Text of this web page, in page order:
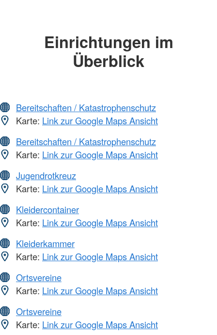
Einrichtungen im
Überblick
Bereitschaften / Katastrophenschutz
Karte: Link zur Google Maps Ansicht
Bereitschaften / Katastrophenschutz
Karte: Link zur Google Maps Ansicht
Jugendrotkreuz
Karte: Link zur Google Maps Ansicht
Kleidercontainer
Karte: Link zur Google Maps Ansicht
Kleiderkammer
Karte: Link zur Google Maps Ansicht
Ortsvereine
Karte: Link zur Google Maps Ansicht
Ortsvereine
Karte: Link zur Google Maps Ansicht